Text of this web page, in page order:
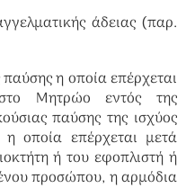
άδειας (παρ.
η οποία επέρχεται
Μητρώο εντός της
παύσης της ισχύος
η οποία επέρχεται μετά
ή του εφοπλιστή ή
προσώπου, η αρμόδια